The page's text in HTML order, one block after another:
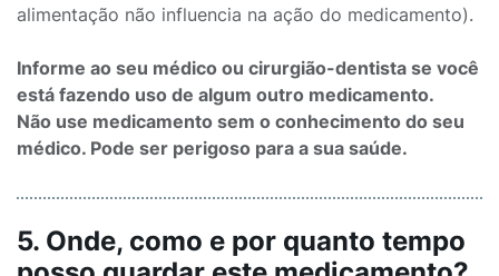
alimentação não influencia na ação do medicamento).
Informe ao seu médico ou cirurgião-dentista se você
está fazendo uso de algum outro medicamento.
Não use medicamento sem o conhecimento do seu
médico. Pode ser perigoso para a sua saúde.
5. Onde, como e por quanto tempo